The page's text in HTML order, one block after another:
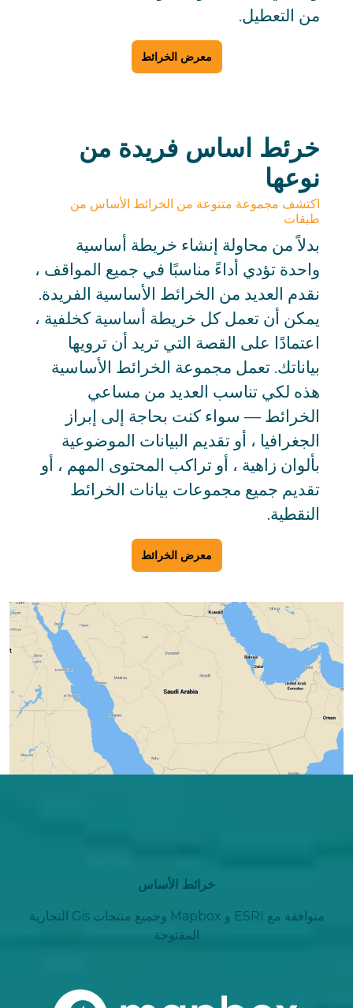
من التعطيل.
معرض الخرائط
خرئط اساس فريدة من
نوعها
اكتشف مجموعة متنوعة من الخرائط الأساس من
طبقات
بدلاً من محاولة إنشاء خريطة أساسية
واحدة تؤدي أداءً مناسبًا في جميع المواقف ،
نقدم العديد من الخرائط الأساسية الفريدة.
يمكن أن تعمل كل خريطة أساسية كخلفية ،
اعتمادًا على القصة التي تريد أن ترويها
بياناتك. تعمل مجموعة الخرائط الأساسية
هذه لكي تناسب العديد من مساعي
الخرائط — سواء كنت بحاجة إلى إبراز
الجغرافيا ، أو تقديم البيانات الموضوعية
بألوان زاهية ، أو تراكب المحتوى المهم ، أو
تقديم جميع مجموعات بيانات الخرائط
النقطية.
معرض الخرائط
خرائط الأساس
متوافقة مع ESRI و Mapbox وجميع منتجات Gis التجارية
المفتوحة